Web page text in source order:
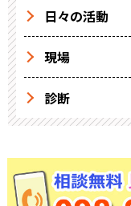
日々の活動
現場
診断